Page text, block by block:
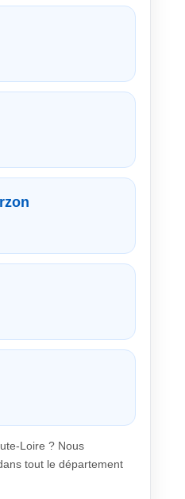
Loire ? Nous
tout le département